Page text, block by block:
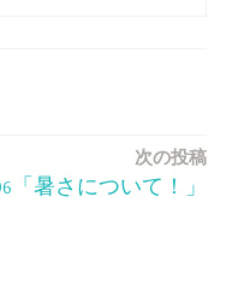
次の投稿
「暑さについて！」